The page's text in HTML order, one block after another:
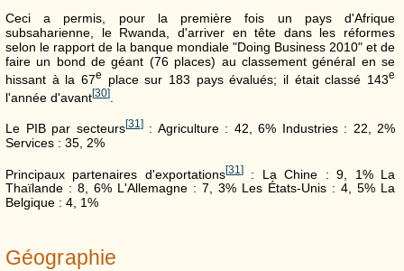
Ceci a permis, pour la première fois un pays d'Afrique
subsaharienne, le Rwanda, d'arriver en tête dans les réformes
selon le rapport de la banque mondiale "Doing Business 2010" et de
faire un bond de géant (76 places) au classement général en se
hissant à la 67e place sur 183 pays évalués; il était classé 143e
l'année d'avant[30]
Le PIB par secteurs[31]: Agriculture : 42, 6% Industries : 22, 2%
Services : 35, 2%
Principaux partenaires d'exportations[31 ]: La Chine : 9, 1% La
Thaïlande : 8, 6% L'Allemagne : 7, 3% Les États-Unis : 4, 5% La
Belgique : 4, 1%
Géographie